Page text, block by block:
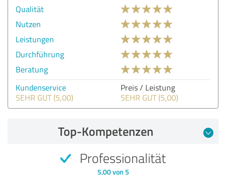
Qualität
Nutzen
Leistungen
Durchführung
Beratung
Kundenservice
SEHR GUT (5,00)
Preis / Leistung
SEHR GUT (5,00)
Top-Kompetenzen
Professionalität
5,00 von 5